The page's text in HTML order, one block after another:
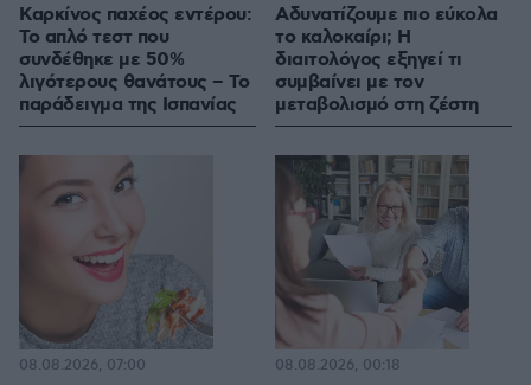
Καρκίνος παχέος εντέρου:
Το απλό τεστ που
συνδέθηκε με 50%
λιγότερους θανάτους – Το
παράδειγμα της Ισπανίας
Αδυνατίζουμε πιο εύκολα
το καλοκαίρι; Η
διαιτολόγος εξηγεί τι
συμβαίνει με τον
μεταβολισμό στη ζέστη
08.08.2026, 07:00 08.08.2026, 00:18